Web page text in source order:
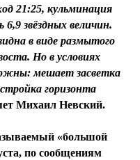
21:25, кульминация
6,9 звёздных величин.
в виде размытого
Но в условиях
мешает засветка
горизонта
Михаил Невский.
«большой
по сообщениям